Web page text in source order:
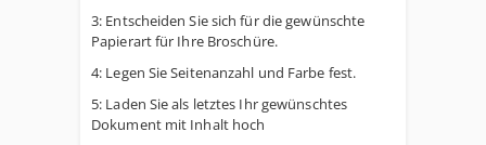
3: Entscheiden Sie sich für die gewünschte
Papierart für Ihre Broschüre.
4: Legen Sie Seitenanzahl und Farbe fest.
5: Laden Sie als letztes Ihr gewünschtes
Dokument mit Inhalt hoch